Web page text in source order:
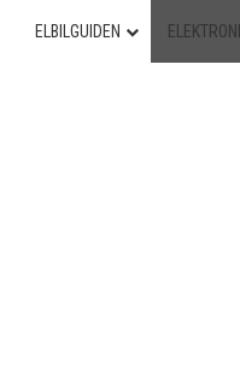
ELBILGUIDEN